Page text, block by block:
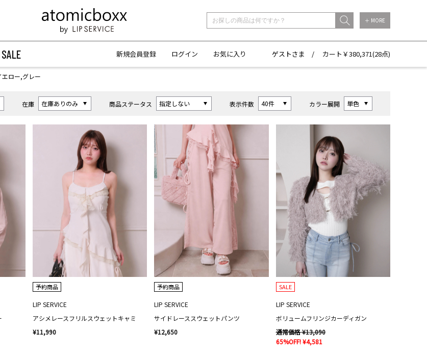
＋ MORE
SALE 新規会員登録 ログイン お気に入り ゲストさま / カート￥380,371(28点)
エロー,グレー
在庫 商品ステータス 表示件数 カラー展開
予約商品
LIP SERVICE
アシメレースフリルスウェットキャミ
¥11,990
予約商品
LIP SERVICE
サイドレーススウェットパンツ
¥12,650
SALE
LIP SERVICE
ボリュームフリンジカーディガン
通常価格 ¥13,090
65%OFF! ¥4,581